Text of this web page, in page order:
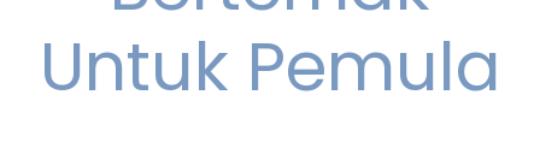
Untuk Pemula